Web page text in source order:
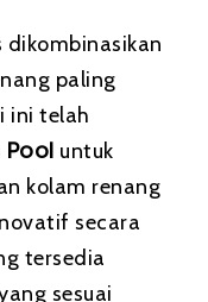
dikombinasikan
paling
ini telah
Pool untuk
kolam renang
secara
tersedia
sesuai